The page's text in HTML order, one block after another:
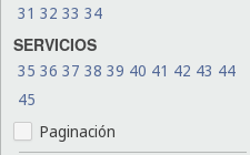
31 32 33 34
SERVICIOS
35 36 37 38 39 40 41 42 43 44
45
Paginación